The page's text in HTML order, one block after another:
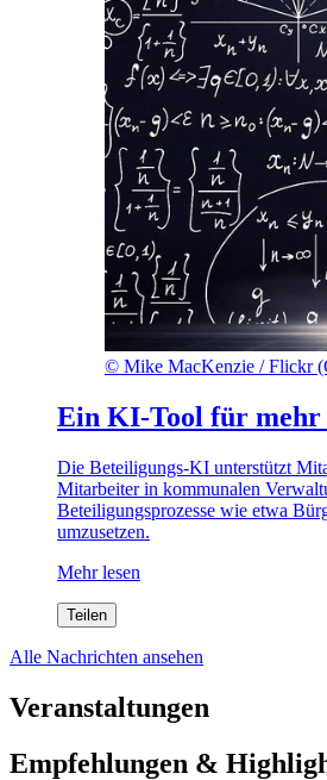
© Mike MacKenzie / Flickr
Ein KI-Tool für
Die Beteiligungs-KI unterstützt
Mitarbeiter in kommunalen
Beteiligungsprozesse wie etwa
umzusetzen.
Mehr lesen
Teilen
Alle Nachrichten ansehen
Veranstaltungen
Empfehlungen &